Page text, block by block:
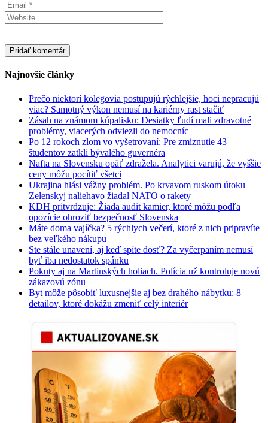
Najnovšie články
Prečo niektorí kolegovia postupujú rýchlejšie, hoci nepracujú
viac? Samotný výkon nemusí na kariérny rast stačiť
Zásah na známom kúpalisku: Desiatky ľudí mali zdravotné
problémy, viacerých odviezli do nemocníc
Po 12 rokoch zlom vo vyšetrovaní: Pre zmiznutie 43
študentov zatkli bývalého guvernéra
Nafta na Slovensku opäť zdražela. Analytici varujú, že vyššie
ceny môžu pocítiť všetci
Ukrajina hlási vážny problém. Po krvavom ruskom útoku
Zelenskyj naliehavo žiadal NATO o rakety
KDH pritvrdzuje: Žiada audit kamier, ktoré môžu podľa
opozície ohroziť bezpečnosť Slovenska
Máte doma vajíčka? 5 rýchlych večerí, ktoré z nich pripravíte
bez veľkého nákupu
Ste stále unavení, aj keď spíte dosť? Za vyčerpaním nemusí
byť iba nedostatok spánku
Pokuty aj na Martinských holiach. Polícia už kontroluje novú
zákazovú zónu
Byt môže pôsobiť luxusnejšie aj bez drahého nábytku: 8
detailov, ktoré dokážu zmeniť celý interiér